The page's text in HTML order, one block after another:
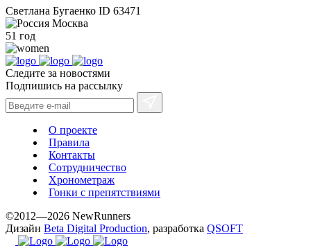
Светлана Бугаенко ID 63471
Москва
51 год
Следите за новостями
Подпишись на рассылку
О проекте
Правила
Контакты
Сотрудничество
Хронометраж
Гонки с препятствиями
©2012—2026 NewRunners
Дизайн Beta Digital Production, разработка QSOFT